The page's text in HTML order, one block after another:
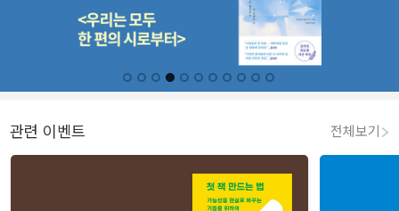
관련 이벤트 전체보기